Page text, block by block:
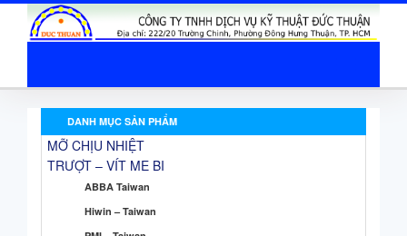
DANH MỤC SẢN PHẨM
MỠ CHỊU NHIỆT
TRƯỢT – VÍT ME BI
ABBA Taiwan
Hiwin – Taiwan